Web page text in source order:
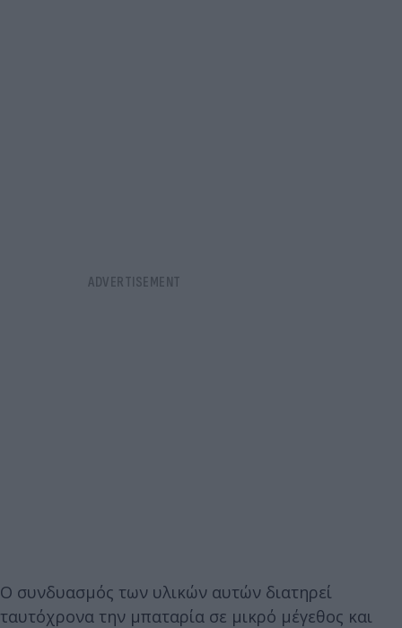
Ο συνδυασμός των υλικών αυτών διατηρεί
ταυτόχρονα την μπαταρία σε μικρό μέγεθος και